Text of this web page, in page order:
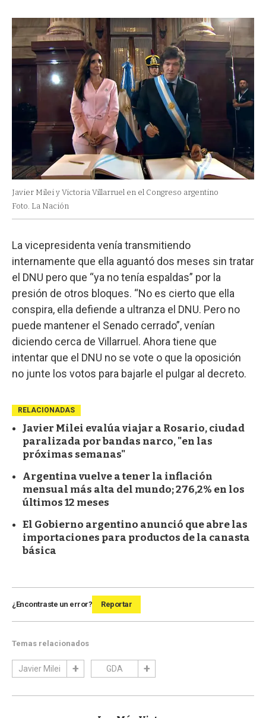
Javier Milei y Victoria Villarruel en el Congreso argentino
Foto. La Nación
La vicepresidenta venía transmitiendo
internamente que ella aguantó dos meses sin tratar
el DNU pero que “ya no tenía espaldas” por la
presión de otros bloques. “No es cierto que ella
conspira, ella defiende a ultranza el DNU. Pero no
puede mantener el Senado cerrado”, venían
diciendo cerca de Villarruel. Ahora tiene que
intentar que el DNU no se vote o que la oposición
no junte los votos para bajarle el pulgar al decreto.
RELACIONADAS
Javier Milei evalúa viajar a Rosario, ciudad
paralizada por bandas narco, "en las
próximas semanas"
Argentina vuelve a tener la inflación
mensual más alta del mundo; 276,2% en los
últimos 12 meses
El Gobierno argentino anunció que abre las
importaciones para productos de la canasta
básica
¿Encontraste un error? Reportar
Temas relacionados
Javier Milei GDA